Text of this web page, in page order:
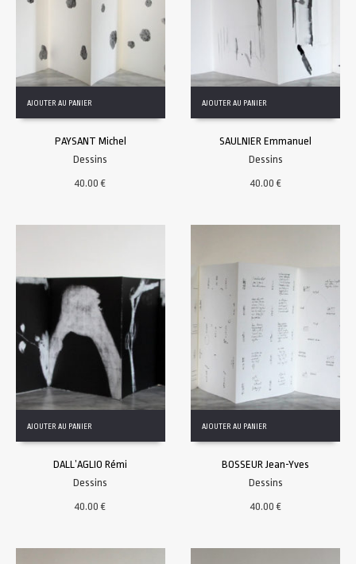
AJOUTER AU PANIER
PAYSANT Michel
Dessins
40.00€
AJOUTER AU PANIER
SAULNIER Emmanuel
Dessins
40.00€
AJOUTER AU PANIER
DALL’AGLIO Rémi
Dessins
40.00€
AJOUTER AU PANIER
BOSSEUR Jean-Yves
Dessins
40.00€